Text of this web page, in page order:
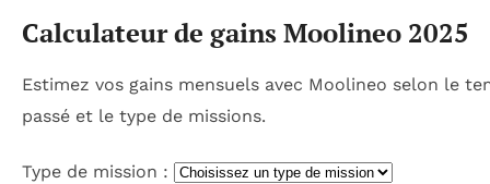
Calculateur de gains Moolineo 2025
Estimez vos gains mensuels avec Moolineo selon le
passé et le type de missions.
Type de mission :